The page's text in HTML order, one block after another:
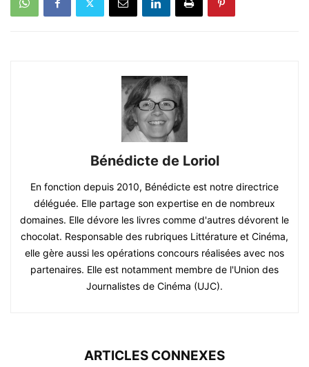
Bénédicte de Loriol
En fonction depuis 2010, Bénédicte est notre directrice
déléguée. Elle partage son expertise en de nombreux
domaines. Elle dévore les livres comme d'autres dévorent le
chocolat. Responsable des rubriques Littérature et Cinéma,
elle gère aussi les opérations concours réalisées avec nos
partenaires. Elle est notamment membre de l'Union des
Journalistes de Cinéma (UJC).
ARTICLES CONNEXES